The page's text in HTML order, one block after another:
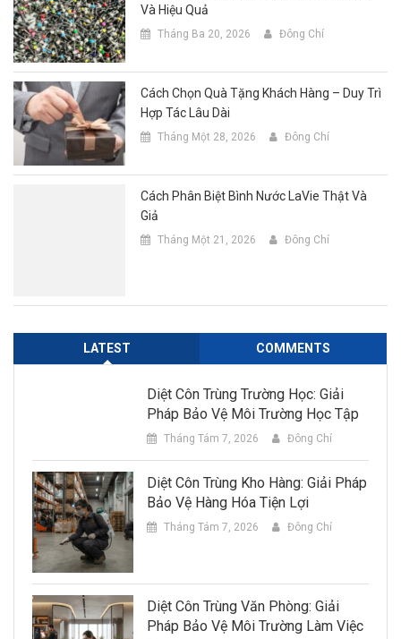
Và Hiệu Quả
Tháng Ba 20, 2026 Đông Chí
Cách Chọn Quà Tặng Khách Hàng – Duy Trì
Hợp Tác Lâu Dài
Tháng Một 28, 2026 Đông Chí
Cách Phân Biệt Bình Nước LaVie Thật Và
Giả
Tháng Một 21, 2026 Đông Chí
LATEST COMMENTS
Diệt Côn Trùng Trường Học: Giải
Pháp Bảo Vệ Môi Trường Học Tập
Tháng Tám 7, 2026 Đông Chí
Diệt Côn Trùng Kho Hàng: Giải Pháp
Bảo Vệ Hàng Hóa Tiện Lợi
Tháng Tám 7, 2026 Đông Chí
Diệt Côn Trùng Văn Phòng: Giải
Pháp Bảo Vệ Môi Trường Làm Việc